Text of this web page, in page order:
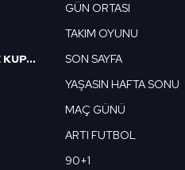
ZİRAAT TÜRKİYE KUPASI
GÜN ORTASI
TAKIM OYUNU
SON SAYFA
YAŞASIN HAFTA SONU
MAÇ GÜNÜ
ARTI FUTBOL
90+1